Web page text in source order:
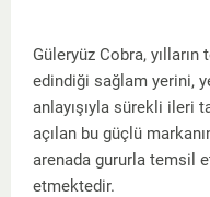
Güleryüz Cobra,
edindiği sağlam yerini,
anlayışıyla sürekli ileri
açılan bu güçlü
arenada gururla temsil
etmektedir.